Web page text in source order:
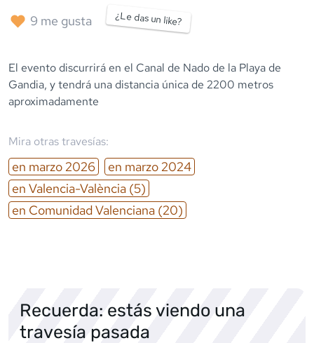
9 me gusta ¿Le das un like?
El evento discurrirá en el Canal de Nado de la Playa de
Gandia, y tendrá una distancia única de 2200 metros
aproximadamente
Mira otras travesías:
en marzo 2026 en marzo 2024
en Valencia-València (5)
en Comunidad Valenciana (20)
Recuerda: estás viendo una
travesía pasada